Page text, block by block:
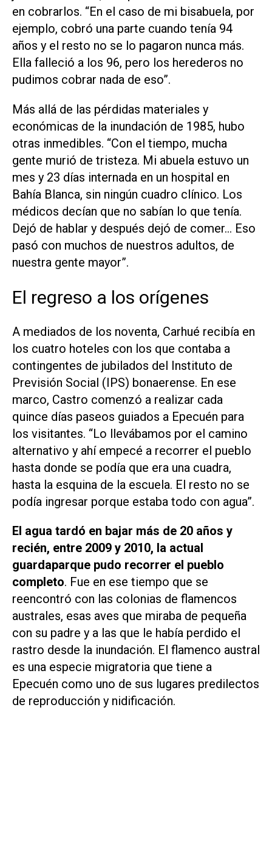
en cobrarlos. “En el caso de mi bisabuela, por
ejemplo, cobró una parte cuando tenía 94
años y el resto no se lo pagaron nunca más.
Ella falleció a los 96, pero los herederos no
pudimos cobrar nada de eso”.
Más allá de las pérdidas materiales y
económicas de la inundación de 1985, hubo
otras inmedibles. “Con el tiempo, mucha
gente murió de tristeza. Mi abuela estuvo un
mes y 23 días internada en un hospital en
Bahía Blanca, sin ningún cuadro clínico. Los
médicos decían que no sabían lo que tenía.
Dejó de hablar y después dejó de comer… Eso
pasó con muchos de nuestros adultos, de
nuestra gente mayor”.
El regreso a los orígenes
A mediados de los noventa, Carhué recibía en
los cuatro hoteles con los que contaba a
contingentes de jubilados del Instituto de
Previsión Social (IPS) bonaerense. En ese
marco, Castro comenzó a realizar cada
quince días paseos guiados a Epecuén para
los visitantes. “Lo llevábamos por el camino
alternativo y ahí empecé a recorrer el pueblo
hasta donde se podía que era una cuadra,
hasta la esquina de la escuela. El resto no se
podía ingresar porque estaba todo con agua”.
El agua tardó en bajar más de 20 años y
recién, entre 2009 y 2010, la actual
guardaparque pudo recorrer el pueblo
completo. Fue en ese tiempo que se
reencontró con las colonias de flamencos
australes, esas aves que miraba de pequeña
con su padre y a las que le había perdido el
rastro desde la inundación. El flamenco austral
es una especie migratoria que tiene a
Epecuén como uno de sus lugares predilectos
de reproducción y nidificación.